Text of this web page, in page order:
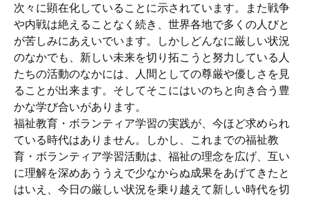
次々に顕在化していることに示されています。また戦争
や内戦は絶えることなく続き、世界各地で多くの人びと
が苦しみにあえいでいます。しかしどんなに厳しい状況
のなかでも、新しい未来を切り拓こうと努力している人
たちの活動のなかには、人間としての尊厳や優しさを見
ることが出来ます。そしてそこにはいのちと向き合う豊
かな学び合いがあります。
福祉教育・ボランティア学習の実践が、今ほど求められ
ている時代はありません。しかし、これまでの福祉教
育・ボランティア学習活動は、福祉の理念を広げ、互い
に理解を深めあううえで少なからぬ成果をあげてきたと
はいえ、今日の厳しい状況を乗り越えて新しい時代を切